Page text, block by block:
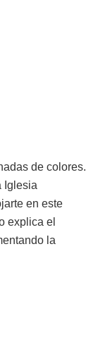
de colores.
Iglesia
en este
explica el
la